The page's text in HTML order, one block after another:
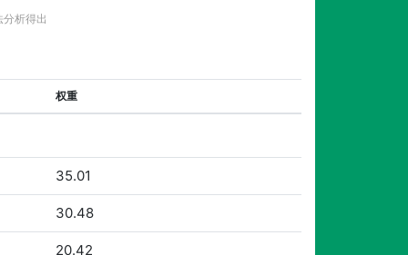
析得出
权重
35.01
30.48
20.42